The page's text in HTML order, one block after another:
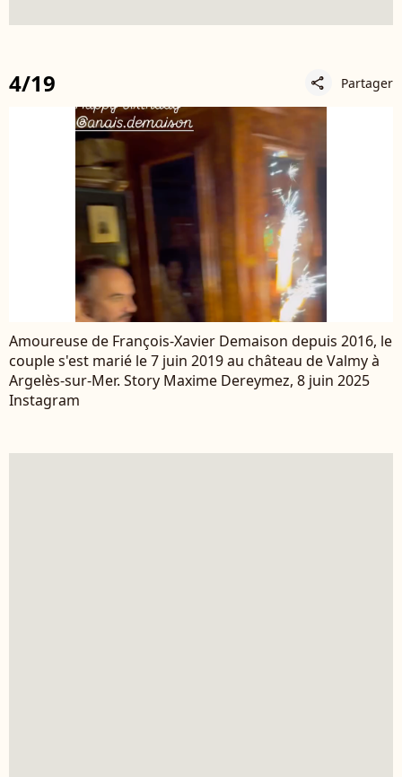
4/19 share Partager
Amoureuse de François-Xavier Demaison depuis 2016, le
couple s'est marié le 7 juin 2019 au château de Valmy à
Argelès-sur-Mer. Story Maxime Dereymez, 8 juin 2025
Instagram